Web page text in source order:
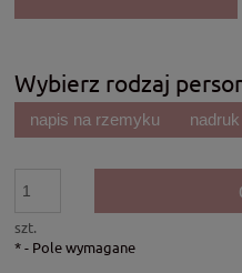
Wybierz rodzaj
napis na rzemyku
szt.
*- Pole wymagane